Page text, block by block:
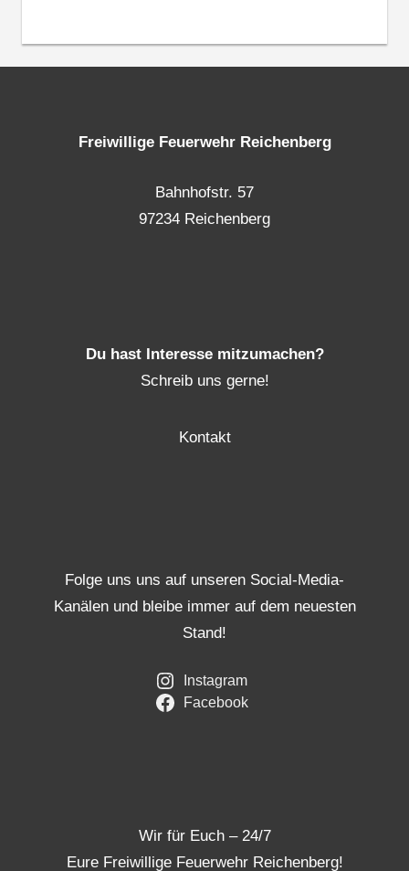
Freiwillige Feuerwehr Reichenberg
Bahnhofstr. 57
97234 Reichenberg
Du hast Interesse mitzumachen?
Schreib uns gerne!
Kontakt
Folge uns uns auf unseren Social-Media-
Kanälen und bleibe immer auf dem neuesten
Stand!
Instagram
Facebook
Wir für Euch – 24/7
Eure Freiwillige Feuerwehr Reichenberg!